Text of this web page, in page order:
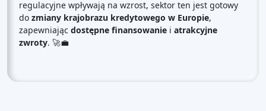
regulacyjne wpływają na wzrost, sektor ten jest gotowy
do zmiany krajobrazu kredytowego w Europie,
zapewniając dostępne finansowanie i atrakcyjne
zwroty. 🚀💼